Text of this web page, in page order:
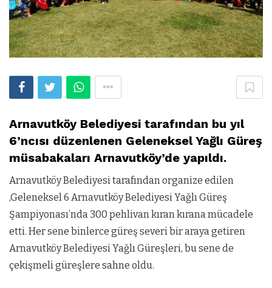
Arnavutköy Belediyesi tarafından bu yıl
6’ncısı düzenlenen Geleneksel Yağlı Güreş
müsabakaları Arnavutköy’de yapıldı.
Arnavutköy Belediyesi tarafından organize edilen
,Geleneksel 6 Arnavutköy Belediyesi Yağlı Güreş
Şampiyonası’nda 300 pehlivan kıran kırana mücadele
etti. Her sene binlerce güreş severi bir araya getiren
Arnavutköy Belediyesi Yağlı Güreşleri, bu sene de
çekişmeli güreşlere sahne oldu.